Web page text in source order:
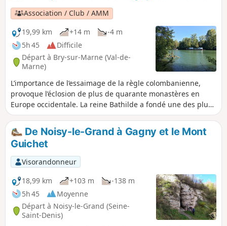
touche mémorielle à ce parcours urbain.
Association / Club / AMM
19,99 km
+14 m
-4 m
5h 45
Difficile
Départ à Bry-sur-Marne (Val-de-
Marne)
L’importance de l’essaimage de la règle colombanienne,
provoque l’éclosion de plus de quarante monastères en
Europe occidentale. La reine Bathilde a fondé une des plus
importante abbaye de femmes de France à Chelles. Ce
second parcours ou chemin de l'exil est parcouru par
Colomban et ses compatriotes entre 610 à 613, de Paris à
Rebais. C’est le début d’un nouveau périple vers l’Est jusqu’à
Bregenz sur le lac de Constance puis Bobbio.
De Noisy-le-Grand à Gagny et le Mont
Guichet
Visorandonneur
18,99 km
+103 m
-138 m
5h 45
Moyenne
Départ à Noisy-le-Grand (Seine-
Saint-Denis)